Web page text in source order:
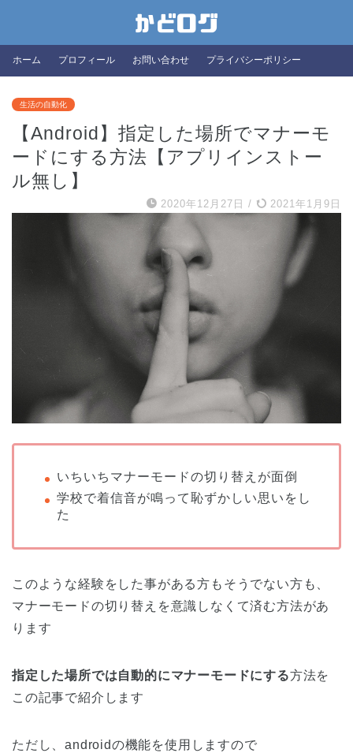
ホーム プロフィール お問い合わせ プライバシーポリシー
生活の自動化
【Android】指定した場所でマナーモ
ードにする方法【アプリインストー
ル無し】
2020年12月27日 / 2021年1月9日
いちいちマナーモードの切り替えが面倒
学校で着信音が鳴って恥ずかしい思いをし
た
このような経験をした事がある方もそうでない方も、
マナーモードの切り替えを意識しなくて済む方法があ
ります
指定した場所では自動的にマナーモードにする方法を
この記事で紹介します
ただし、androidの機能を使用しますので